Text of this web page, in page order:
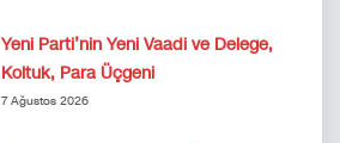
Yeni Parti’nin Yeni Vaadi ve Delege,
Koltuk, Para Üçgeni
7 Ağustos 2026